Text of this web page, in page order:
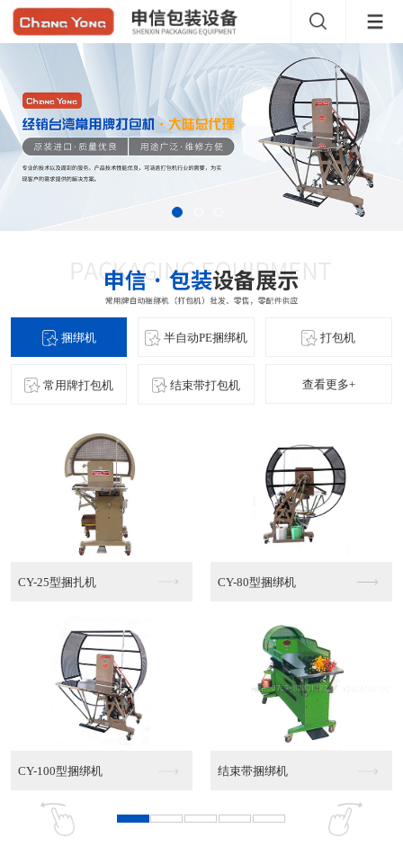
捆绑机 半自动PE捆绑机 打包机
常用牌打包机 结束带打包机 查看更多+
多功能棉绳捆绑机MT... 半自动PE捆绑机
半自动PE捆绑机销售 半自动PE捆绑机代理